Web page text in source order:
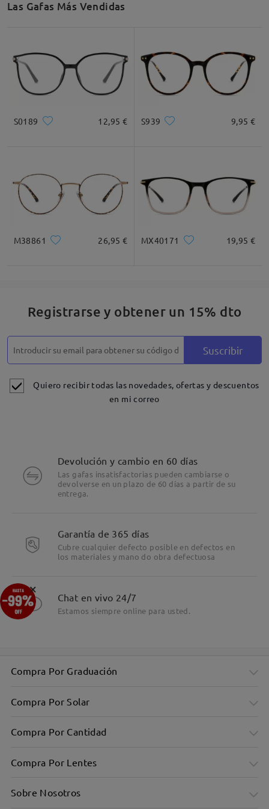
Cuadrada Redondo Corazón Diamante Ovalado
Descripción del Producto
Detalles
La montura clásica y versátil se adapta fácilmente a
Deje su comentario
Las Gafas Más Vendidas
S0189 12,95 € S939 9,95 €
M38861 26,95 € MX40171 19,95 €
Registrarse y obtener un 15% dto
Suscribir
Quiero recibir todas las novedades, ofertas y descuentos
en mi correo
Devolución y cambio en 60 días
Las gafas insatisfactorias pueden cambiarse o
devolverse en un plazo de 60 días a partir de su
entrega.
Garantía de 365 días
Cubre cualquier defecto posible en defectos en
los materiales y mano do obra defectuosa
Chat en vivo 24/7
Estamos siempre online para usted.
Compra Por Graduación
Compra Por Solar
Compra Por Cantidad
Compra Por Lentes
Sobre Nosotros
×